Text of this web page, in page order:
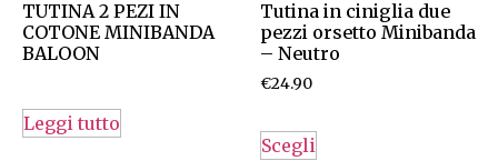
TUTINA 2 PEZI IN
COTONE MINIBANDA
BALOON
Leggi tutto
Tutina in ciniglia due
pezzi orsetto Minibanda
– Neutro
€24.90
Scegli